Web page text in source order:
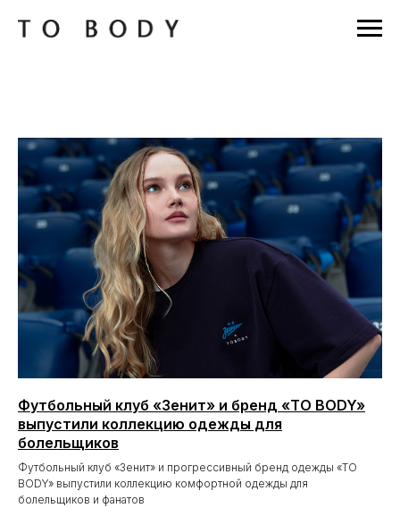
Футбольный клуб «Зенит» и бренд «TO BODY»
выпустили коллекцию одежды для
болельщиков
Футбольный клуб «Зенит» и прогрессивный бренд одежды «TO
BODY» выпустили коллекцию комфортной одежды для
болельщиков и фанатов